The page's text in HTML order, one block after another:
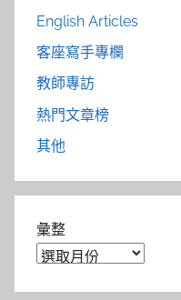
English Articles
客座寫手專欄
教師專訪
熱門文章榜
其他
彙整